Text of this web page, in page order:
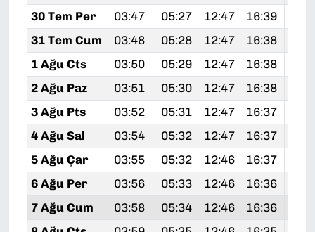
30 Tem Per
03:47 05:27 12:47 16:39
31 Tem Cum
03:48 05:28 12:47 16:38
1 Ağu Cts
03:50 05:29 12:47 16:38
2 Ağu Paz
03:51 05:30 12:47 16:38
3 Ağu Pts
03:52 05:31 12:47 16:37
4 Ağu Sal
03:54 05:32 12:47 16:37
5 Ağu Çar
03:55 05:32 12:46 16:37
6 Ağu Per
03:56 05:33 12:46 16:36
7 Ağu Cum
03:58 05:34 12:46 16:36